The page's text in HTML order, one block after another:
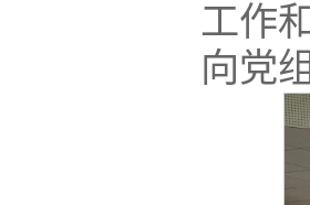
工作
向党